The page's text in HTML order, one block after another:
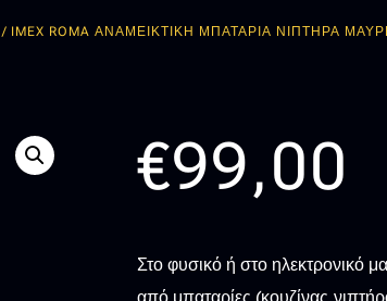
/ IMEX ROMA ΑΝΑΜΕΙΚΤΙΚΗ ΜΠΑΤΑΡΙΑ ΝΙΠΤΗΡΑ
€99,00
Στο φυσικό ή στο ηλεκτρονικό
από μπαταρίες